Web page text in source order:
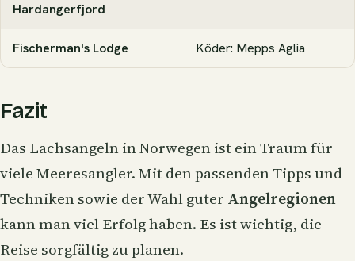
Hardangerfjord
Fischerman's Lodge Köder: Mepps Aglia
Fazit
Das Lachsangeln in Norwegen ist ein Traum für
viele Meeresangler. Mit den passenden Tipps und
Techniken sowie der Wahl guter Angelregionen
kann man viel Erfolg haben. Es ist wichtig, die
Reise sorgfältig zu planen.